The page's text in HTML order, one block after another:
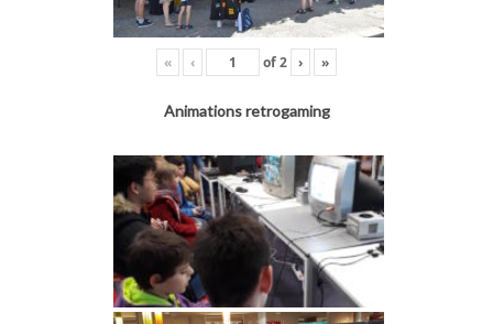
« ‹ of2 › »
Animations retrogaming